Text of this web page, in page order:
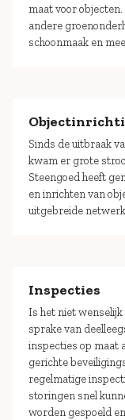
maat voor
andere
schoonmaak en
Sinds de uitbraak
kwam er grote
Steengoed heeft
en inrichten van
uitgebreide
Inspecties
Is het niet
sprake van
inspecties op maat
gerichte
regelmatige
storingen snel
worden gespoeld